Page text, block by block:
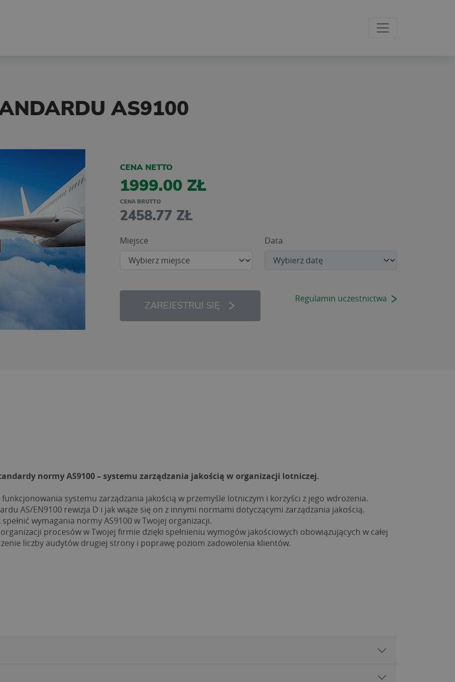
AS9100
CENA NETTO
1999.00 ZŁ
CENA BRUTTO
2458.77 ZŁ
Miejsce Data
ZAREJESTRUJ SIĘ
Regulamin uczestnictwa
normy AS9100 – systemu zarządzania jakością w organizacji lotniczej.
funkcjonowania systemu zarządzania jakością w przemyśle lotniczym i korzyści z jego wdrożenia.
AS/EN9100 rewizja D i jak wiąże się on z innymi normami dotyczącymi zarządzania jakością.
wymagania normy AS9100 w Twojej organizacji.
procesów w Twojej firmie dzięki spełnieniu wymogów jakościowych obowiązujących w całej
liczby audytów drugiej strony i poprawę poziom zadowolenia klientów.